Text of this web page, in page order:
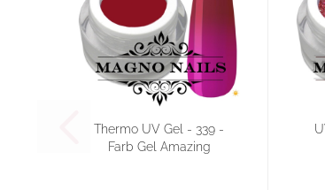
Thermo UV Gel - 339 -
Farb Gel Amazing